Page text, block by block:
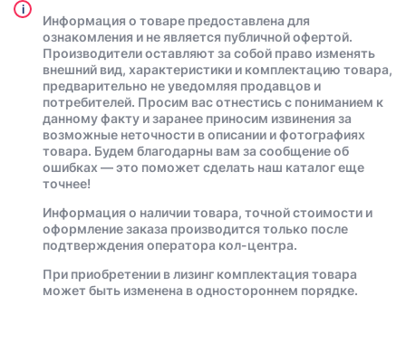
i
Информация о товаре предоставлена для
ознакомления и не является публичной офертой.
Производители оставляют за собой право изменять
внешний вид, характеристики и комплектацию товара,
предварительно не уведомляя продавцов и
потребителей. Просим вас отнестись с пониманием к
данному факту и заранее приносим извинения за
возможные неточности в описании и фотографиях
товара. Будем благодарны вам за сообщение об
ошибках — это поможет сделать наш каталог еще
точнее!
Информация о наличии товара, точной стоимости и
оформление заказа производится только после
подтверждения оператора кол-центра.
При приобретении в лизинг комплектация товара
может быть изменена в одностороннем порядке.